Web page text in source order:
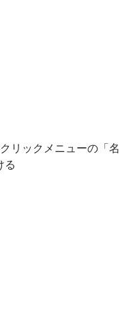
リックメニューの「名
る